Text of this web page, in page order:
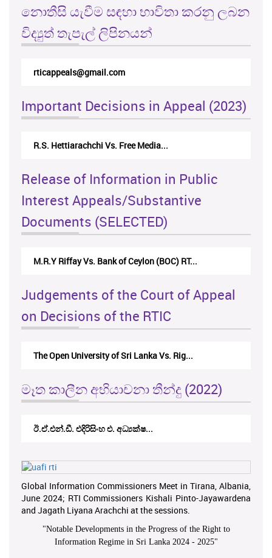
නොතීසි යැවීම සඳහා භාවිතා කරනු ලබන
විද්‍යුත් තැපැල් ලිපිනයන්
rticappeals@gmail.com
Important Decisions in Appeal (2023)
R.S. Hettiarachchi Vs. Free Media...
Release of Information in Public
Interest Appeals/Substantive
Documents (SELECTED)
M.R.Y Riffay Vs. Bank of Ceylon (BOC) RT...
Judgements of the Court of Appeal
on Decisions of the RTIC
The Open University of Sri Lanka Vs. Rig...
මෑත කාලීන අභියාචනා තීන්දු (2022)
ඊ.ඒ.එන්.ඩී. එදිරිසිංහ එ. අධ්‍යක්ෂ...
Global Information Commissioners Meet in Tirana, Albania,
June 2024; RTI Commissioners Kishali Pinto-Jayawardena
and Jagath Liyana Arachchi at the sessions.
"Notable Developments in the Progress of the Right to
Information Regime in Sri Lanka 2024 - 2025"